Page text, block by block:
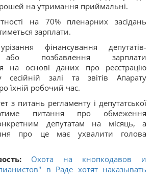
на утримання приймальні.
на 70% пленарних засідань
зарплати.
фінансування депутатів-
або позбавлення зарплати
на основі даних про реєстрацію
сесійній залі та звітів Апарату
їхній робочий час.
з питань регламенту і депутатської
питання про обмеження
депутатам на місяць, а
про це має ухвалити голова
Охота на кнопкодавов и
в Раде хотят наказывать